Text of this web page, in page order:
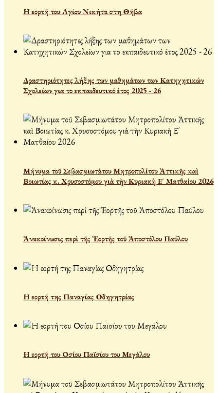
Η εορτή του Αγίου Νικήτα στη Θήβα
Δραστηριότητες λήξης των μαθημάτων των Κατηχητικών
Σχολείων για το εκπαιδευτικό έτος 2025 - 26
Μήνυμα τοῦ Σεβασμιωτάτου Μητροπολίτου Ἀττικῆς καὶ
Βοιωτίας κ. Χρυσοστόμου γιὰ τὴν Κυριακὴ Ε´ Ματθαίου 2026
Ἀνακοίνωσις περὶ τῆς Ἑορτῆς τοῦ Ἀποστόλου Παύλου
Η εορτή της Παναγίας Οδηγητρίας
Η εορτή του Οσίου Παϊσίου του Μεγάλου